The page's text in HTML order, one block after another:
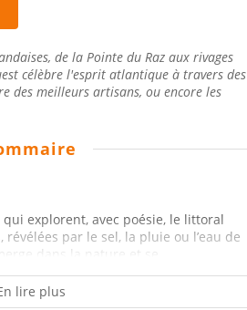
de la Pointe du Raz aux rivages
célèbre l'esprit atlantique à travers des
des meilleurs artisans, ou encore les
qui explorent, avec poésie, le littoral
par le sel, la pluie ou l’eau de
dans la nature et se...
lire plus